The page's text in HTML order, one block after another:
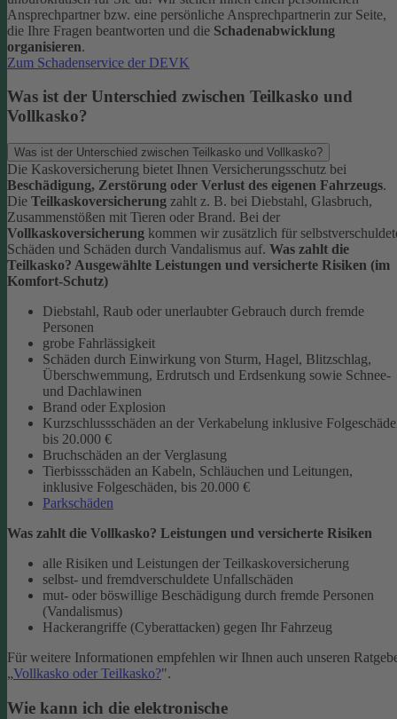
Ansprechpartner bzw. eine persönliche Ansprechpartnerin zur Seite,
die Ihre Fragen beantworten und die Schadenabwicklung
organisieren.
Zum Schadenservice der DEVK
Was ist der Unterschied zwischen Teilkasko und
Vollkasko?
Was ist der Unterschied zwischen Teilkasko und Vollkasko?
Die Kaskoversicherung bietet Ihnen Versicherungsschutz bei
Beschädigung, Zerstörung oder Verlust des eigenen Fahrzeugs.
Die Teilkaskoversicherung zahlt z. B. bei Diebstahl, Glasbruch,
Zusammenstößen mit Tieren oder Brand. Bei der
Vollkaskoversicherung kommen wir zusätzlich für
Schäden und Schäden durch Vandalismus auf. Was zahlt die
Teilkasko? Ausgewählte Leistungen und versicherte Risiken (im
Komfort-Schutz)
Diebstahl, Raub oder unerlaubter Gebrauch durch fremde
Personen
grobe Fahrlässigkeit
Schäden durch Einwirkung von Sturm, Hagel, Blitzschlag,
Überschwemmung, Erdrutsch und Erdsenkung sowie Schnee-
und Dachlawinen
Brand oder Explosion
Kurzschlussschäden an der Verkabelung inklusive
bis 20.000 €
Bruchschäden an der Verglasung
Tierbissschäden an Kabeln, Schläuchen und Leitungen,
inklusive Folgeschäden, bis 20.000 €
Parkschäden
Was zahlt die Vollkasko? Leistungen und versicherte Risiken
alle Risiken und Leistungen der Teilkaskoversicherung
selbst- und fremdverschuldete Unfallschäden
mut- oder böswillige Beschädigung durch fremde Personen
(Vandalismus)
Hackerangriffe (Cyberattacken) gegen Ihr Fahrzeug
Für weitere Informationen empfehlen wir Ihnen auch unseren
„Vollkasko oder Teilkasko?".
Wie kann ich die elektronische